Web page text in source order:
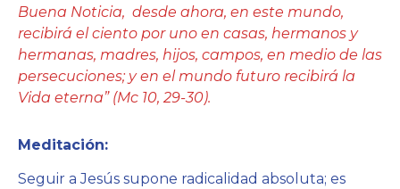
Buena Noticia, desde ahora, en este mundo,
recibirá el ciento por uno en casas, hermanos y
hermanas, madres, hijos, campos, en medio de las
persecuciones; y en el mundo futuro recibirá la
Vida eterna” (Mc 10, 29-30).
Meditación:
Seguir a Jesús supone radicalidad absoluta; es